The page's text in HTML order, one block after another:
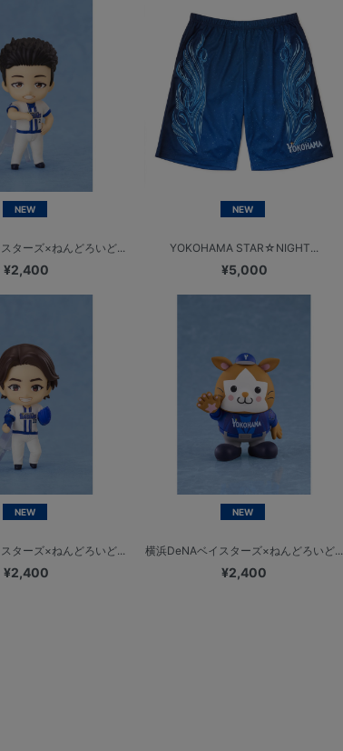
NEW
ターズ×ねんどろいど...
¥2,400
NEW
YOKOHAMA STAR☆NIGHT...
¥5,000
NEW
ターズ×ねんどろいど...
¥2,400
NEW
横浜DeNAベイスターズ×ねんどろいど...
¥2,400